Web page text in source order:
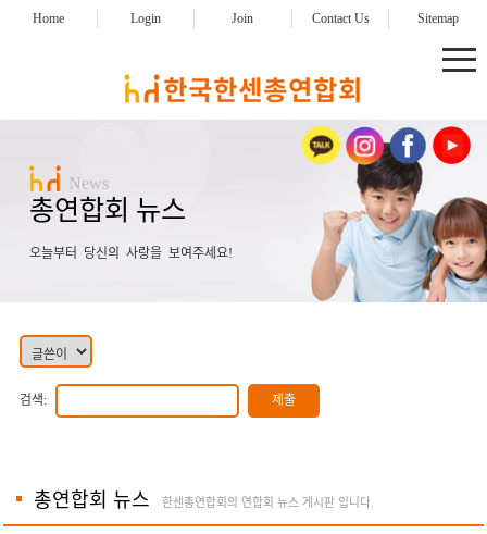
Home Login Join Contact Us Sitemap
News
총연합회 뉴스
오늘부터 당신의 사랑을 보여주세요!
검색:
총연합회 뉴스 한센총연합회의 연합회 뉴스 게시판 입니다.